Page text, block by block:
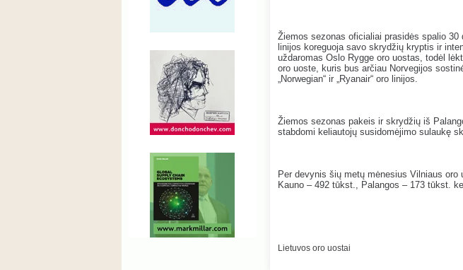
Žiemos sezonas oficialiai prasidės spalio
linijos koreguoja savo skrydžių kryptis ir
uždaromas Oslo Rygge oro uostas, todėl
oro uoste, kuris bus arčiau Norvegijos
„Norwegian“ ir „Ryanair“ oro linijos.
Žiemos sezonas pakeis ir skrydžių iš
stabdomi keliautojų susidomėjimo sulaukę
Per devynis šių metų mėnesius Vilniaus
Kauno – 492 tūkst., Palangos – 173 tūkst.
Lietuvos oro uostai